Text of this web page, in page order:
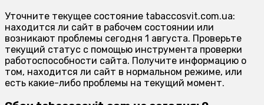
Уточните текущее состояние tabaccosvit.com.ua:
находится ли сайт в рабочем состоянии или
возникают проблемы сегодня 1 августа. Проверьте
текущий статус с помощью инструмента проверки
работоспособности сайта. Получите информацию о
том, находится ли сайт в нормальном режиме, или
есть какие-либо проблемы на текущий момент.